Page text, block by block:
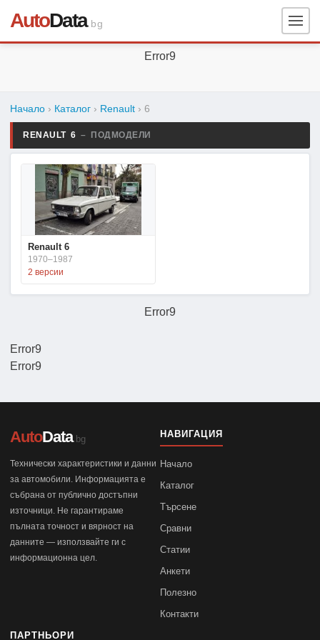
AutoData.bg
Error9
Error9
Начало › Каталог › Renault › 6
RENAULT 6 – ПОДМОДЕЛИ
Renault 6
1970–1987
2 версии
Error9
Error9
AutoData.bg
Технически характеристики и данни
за автомобили. Информацията е
събрана от публично достъпни
източници. Не гарантираме
пълната точност и вярност на
данните — използвайте ги с
информационна цел.
НАВИГАЦИЯ
Начало
Каталог
Търсене
Сравни
Статии
Анкети
Полезно
Контакти
ПАРТНЬОРИ